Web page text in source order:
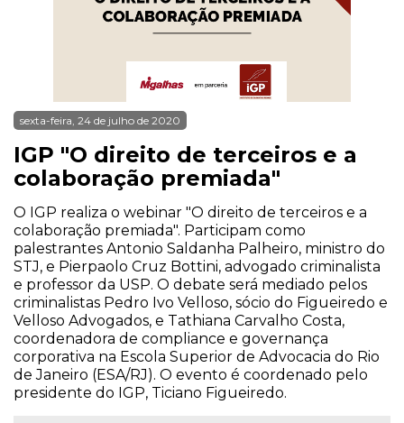
sexta-feira, 24 de julho de 2020
IGP "O direito de terceiros e a
colaboração premiada"
O IGP realiza o webinar "O direito de terceiros e a
colaboração premiada". Participam como
palestrantes Antonio Saldanha Palheiro, ministro do
STJ, e Pierpaolo Cruz Bottini, advogado criminalista
e professor da USP. O debate será mediado pelos
criminalistas Pedro Ivo Velloso, sócio do Figueiredo e
Velloso Advogados, e Tathiana Carvalho Costa,
coordenadora de compliance e governança
corporativa na Escola Superior de Advocacia do Rio
de Janeiro (ESA/RJ). O evento é coordenado pelo
presidente do IGP, Ticiano Figueiredo.